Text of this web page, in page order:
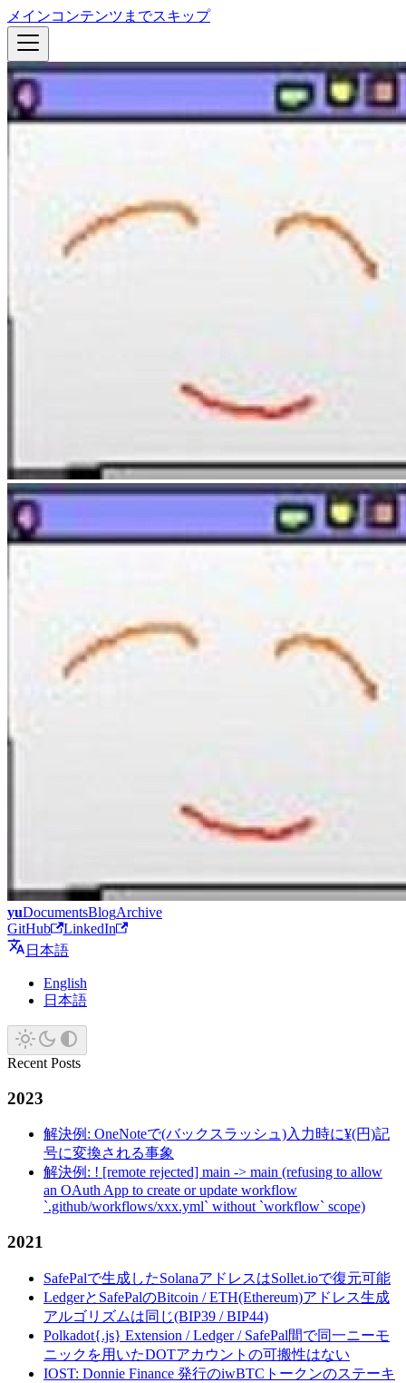
メインコンテンツまでスキップ
yuDocumentsBlogArchive
GitHub
LinkedIn
日本語
English
日本語
Recent Posts
2023
解決例: OneNoteで(バックスラッシュ)入力時に¥(円)記
号に変換される事象
解決例: ! [remote rejected] main -> main (refusing to allow
an OAuth App to create or update workflow
`.github/workflows/xxx.yml` without `workflow` scope)
2021
SafePalで生成したSolanaアドレスはSollet.ioで復元可能
LedgerとSafePalのBitcoin / ETH(Ethereum)アドレス生成
アルゴリズムは同じ(BIP39 / BIP44)
Polkadot{.js} Extension / Ledger / SafePal間で同一ニーモ
ニックを用いたDOTアカウントの可搬性はない
IOST: Donnie Finance 発行のiwBTCトークンのステーキ